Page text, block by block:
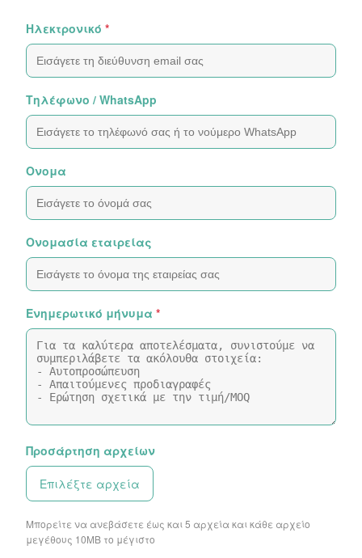
Ηλεκτρονικό *
Τηλέφωνο / WhatsApp
Ονομα
Ονομασία εταιρείας
Ενημερωτικό μήνυμα *
Προσάρτηση αρχείων
Επιλέξτε αρχεία
Μπορείτε να ανεβάσετε έως και 5 αρχεία και κάθε αρχείο
μεγέθους 10ΜB το μέγιστο